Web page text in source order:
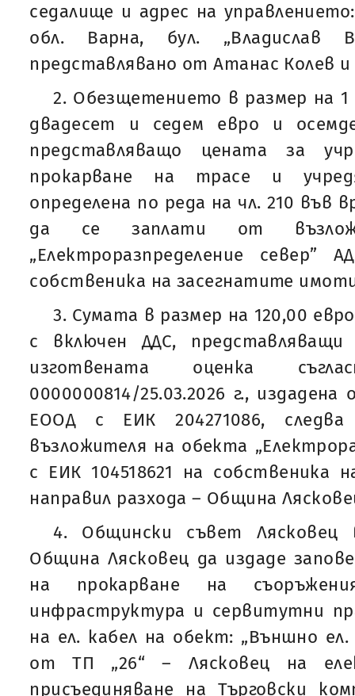
седалище и адрес на
обл. Варна, бул.
представлявано от Атанас Колев
2. Обезщетението в размер на 1
двадесет и седем евро и
представляващо цената за
прокарване на трасе и
определена по реда на чл. 210 във
да се заплати от
„Електроразпределение север”
собственика на засегнатите
3. Сумата в размер на 120,00
с включен ДДС, представляващи
изготвената оценка
0000000814/25.03.2026 г.,
ЕООД с ЕИК 204271086,
възложителя на обекта
с ЕИК 104518621 на собственика
направил разхода – Община
4. Общински съвет Лясковец
Община Лясковец да издаде
на прокарване на
инфраструктура и сервитутни
на ел. кабел на обект: „Външно
от ТП „26“ – Лясковец на
присъединяване на Търговски